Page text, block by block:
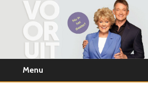
Menu